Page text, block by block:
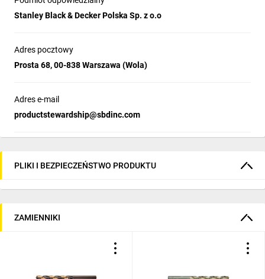
Stanley Black & Decker Polska Sp. z o.o
Adres pocztowy
Prosta 68, 00-838 Warszawa (Wola)
Adres e-mail
productstewardship@sbdinc.com
PLIKI I BEZPIECZEŃSTWO PRODUKTU
ZAMIENNIKI